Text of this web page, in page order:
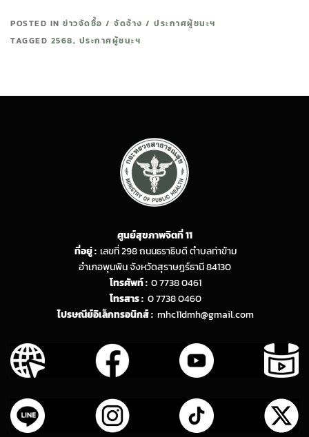
POSTED IN ข่าวจัดซื้อ / จัดจ้าง / ประกาศผู้ชนะฯ
TAGGED 2568, ประกาศผู้ชนะฯ
ศูนย์สุขภาพจิตที่ 11
ที่อยู่ : เลขที่ 298 ถนนธราธิบดี ตำบลท่าข้าม
อำเภอพุนพิน จังหวัดสุราษฎร์ธานี 84130
โทรศัพท์ : 0 7738 0461
โทรสาร : 0 7738 0460
ไปรษณีย์อิเล็กทรอนิกส์ : mhc11dmh@gmail.com